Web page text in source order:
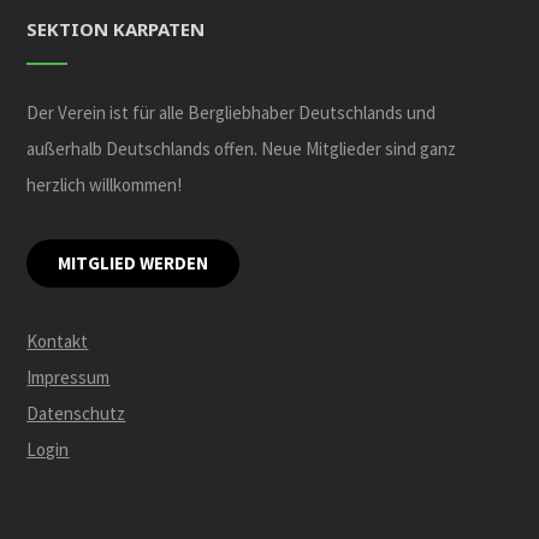
SEKTION KARPATEN
Der Verein ist für alle Bergliebhaber Deutschlands und
außerhalb Deutschlands offen. Neue Mitglieder sind ganz
herzlich willkommen!
MITGLIED WERDEN
Kontakt
Impressum
Datenschutz
Login